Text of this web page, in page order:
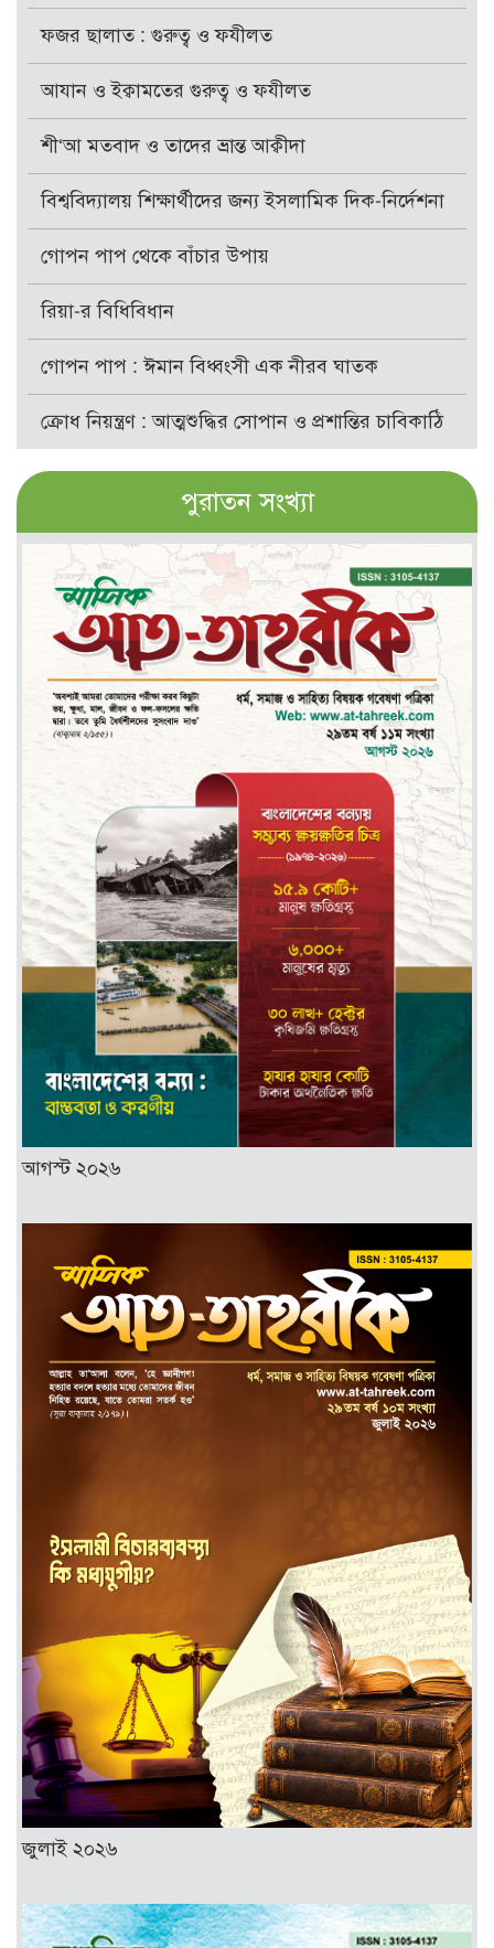
ফজর ছালাত : গুরুত্ব ও ফযীলত
আযান ও ইক্বামতের গুরুত্ব ও ফযীলত
শী‘আ মতবাদ ও তাদের ভ্রান্ত আক্বীদা
বিশ্ববিদ্যালয় শিক্ষার্থীদের জন্য ইসলামিক দিক-নির্দেশনা
গোপন পাপ থেকে বাঁচার উপায়
রিয়া-র বিধিবিধান
গোপন পাপ : ঈমান বিধ্বংসী এক নীরব ঘাতক
ক্রোধ নিয়ন্ত্রণ : আত্মশুদ্ধির সোপান ও প্রশান্তির চাবিকাঠি
পুরাতন সংখ্যা
আগস্ট ২০২৬
জুলাই ২০২৬